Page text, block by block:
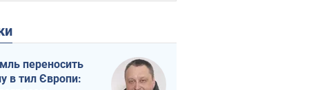
переносить
в тил Європи: